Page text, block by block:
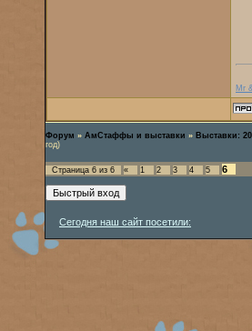
Mr
Форум » АмСтаффы и выставки » Выставки:
год)
Страница 6 из 6 « 1 2 3 4 5 6
Сегодня наш сайт посетили: